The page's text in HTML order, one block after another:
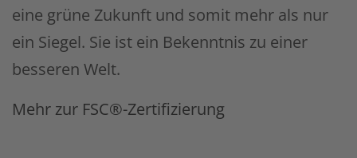
eine grüne Zukunft und somit mehr als nur
ein Siegel. Sie ist ein Bekenntnis zu einer
besseren Welt.
Mehr zur FSC®-Zertifizierung